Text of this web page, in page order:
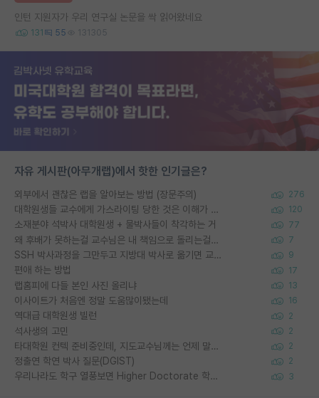
인턴 지원자가 우리 연구실 논문을 싹 읽어왔네요
131 55 131305
자유 게시판(아무개랩)에서 핫한 인기글은?
외부에서 괜찮은 랩을 알아보는 방법 (장문주의) 276
대학원생들 교수에게 가스라이팅 당한 것은 이해가 갑니다. 안타깝네요. 120
소재분야 석박사 대학원생 + 물박사들이 착각하는 거 77
왜 후배가 못하는걸 교수님은 내 책임으로 돌리는걸까요? 7
SSH 박사과정을 그만두고 지방대 박사로 옮기면 교수의 꿈은 끝일까요? 9
편애 하는 방법 17
랩홈피에 다들 본인 사진 올리냐 13
이사이트가 처음엔 정말 도움많이됐는데 16
역대급 대학원생 빌런 2
석사생의 고민 2
타대학원 컨텍 준비중인데, 지도교수님께는 언제 말씀드려야 할까요? 2
정출연 학연 박사 질문(DGIST) 2
우리나라도 학구 열풍보면 Higher Doctorate 학위가 필요하다고 봅니다. 3